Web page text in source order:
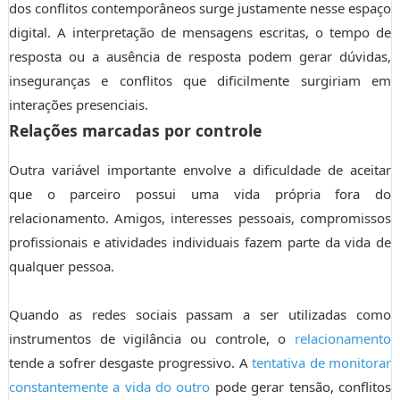
dos conflitos contemporâneos surge justamente nesse espaço
digital. A interpretação de mensagens escritas, o tempo de
resposta ou a ausência de resposta podem gerar dúvidas,
inseguranças e conflitos que dificilmente surgiriam em
interações presenciais.
Relações marcadas por controle
Outra variável importante envolve a dificuldade de aceitar
que o parceiro possui uma vida própria fora do
relacionamento. Amigos, interesses pessoais, compromissos
profissionais e atividades individuais fazem parte da vida de
qualquer pessoa.
Quando as redes sociais passam a ser utilizadas como
instrumentos de vigilância ou controle, o relacionamento
tende a sofrer desgaste progressivo. Atentativa de monitorar
constantemente a vida do outro pode gerar tensão, conflitos